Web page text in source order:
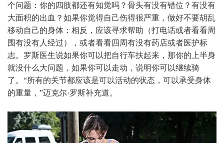
个问题：你的四肢都还有知觉吗？骨头有没有错位？有没有
大面积的出血？如果你觉得自己伤得很严重，做好不要胡乱
移动自己的身体：相反，应该寻求帮助（打电话或者看看周
围有没有人经过），或者看看四周有没有药店或者医护标
志。罗斯医生说如果你可以把自行车扶起来，那你的上半身
就没什么大问题，如果你可以走动，说明你可以继续骑
了。“所有的关节都应该是可以活动的状态，可以承受身体
的重量，”迈克尔·罗斯补充道。